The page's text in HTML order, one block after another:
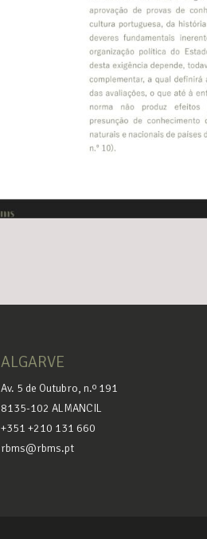
ALGARVE
Av. 5 de Outubro, n.º 191
8135-102 ALMANCIL
+351 +210 131 660
rbms@rbms.pt